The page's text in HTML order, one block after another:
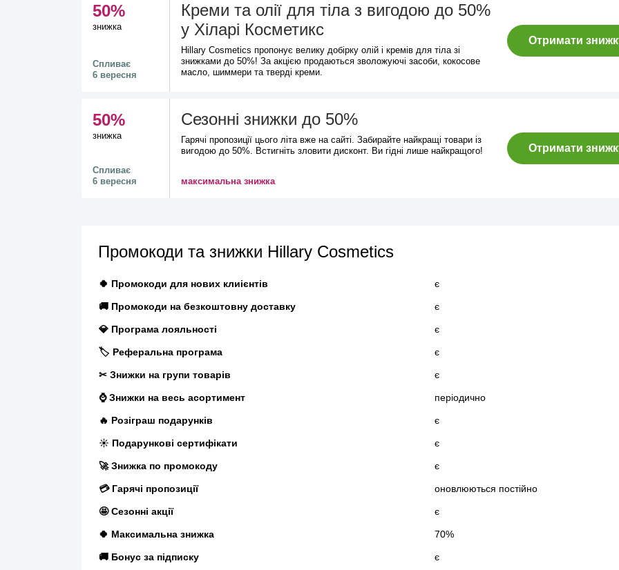
50%
знижка
Спливає
6 вересня
Креми та олії для тіла з вигодою до 50%
у Хіларі Косметикс
Hillary Cosmetics пропонує велику добірку олій і кремів для тіла зі
знижками до 50%! За акцією продаються зволожуючі засоби, кокосове
масло, шиммери та тверді креми.
Отримати
50%
знижка
Спливає
6 вересня
Сезонні знижки до 50%
Гарячі пропозиції цього літа вже на сайті. Забирайте найкращі товари із
вигодою до 50%. Встигніть зловити дисконт. Ви гідні лише найкращого!
максимальна знижка
Отримати
Промокоди та знижки Hillary Cosmetics
🍀 Промокоди для нових клиієнтів є
🚚 Промокоди на безкоштовну доставку є
💎 Програма лояльності є
🏷️ Реферальна програма є
✂ Знижки на групи товарів є
⌚ Знижки на весь асортимент періодично
🔥 Розіграш подарунків є
☀️ Подарункові сертифікати є
🚀 Знижка по промокоду є
💳 Гарячі пропозиції оновлюються постійно
🤩 Сезонні акції є
🍀 Максимальна знижка 70%
🚚 Бонус за підписку є